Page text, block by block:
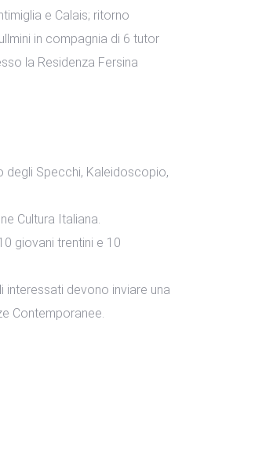
e Calais; ritorno
in compagnia di 6 tutor
la Residenza Fersina
degli Specchi, Kaleidoscopio,
Cultura Italiana.
giovani trentini e 10
devono inviare una
Contemporanee.